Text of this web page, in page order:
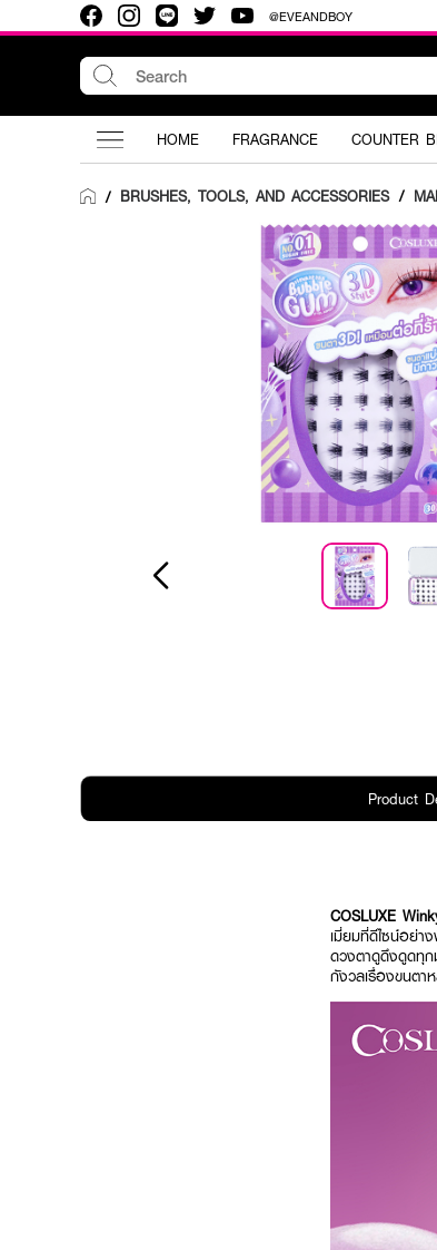
@EVEANDBOY
HOME FRAGRANCE COUNTER
/ BRUSHES, TOOLS, AND ACCESSORIES /
Product
COSLUXE
เมี่ยมที่ดีไซน์อย่า
ดวงตาดูดึงดูดทุก
กังวลเรื่องขนตา